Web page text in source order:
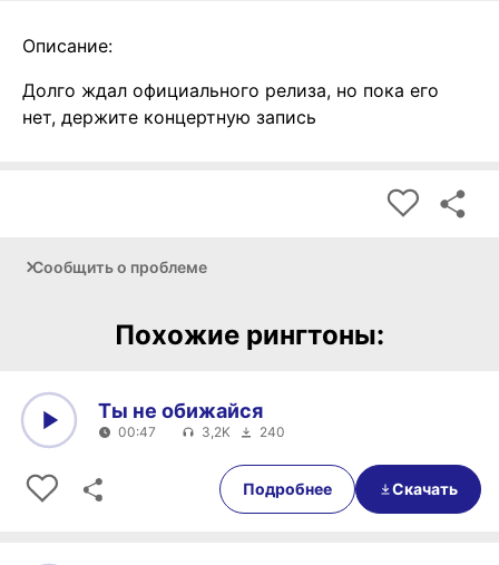
Описание:
Долго ждал официального релиза, но пока его
нет, держите концертную запись
Сообщить о проблеме
Похожие рингтоны:
00:47
Ты не обижайся
00:47 3,2K 240
Подробнее Скачать